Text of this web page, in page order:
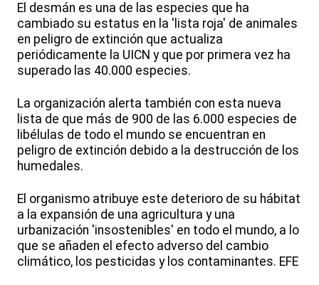
El desmán es una de las especies que ha
cambiado su estatus en la 'lista roja' de animales
en peligro de extinción que actualiza
periódicamente la UICN y que por primera vez ha
superado las 40.000 especies.
La organización alerta también con esta nueva
lista de que más de 900 de las 6.000 especies de
libélulas de todo el mundo se encuentran en
peligro de extinción debido a la destrucción de los
humedales.
El organismo atribuye este deterioro de su hábitat
a la expansión de una agricultura y una
urbanización 'insostenibles' en todo el mundo, a lo
que se añaden el efecto adverso del cambio
climático, los pesticidas y los contaminantes. EFE